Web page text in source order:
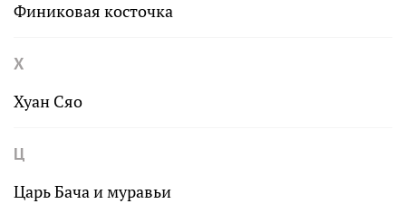
Финиковая косточка
Х
Хуан Сяо
Ц
Царь Бача и муравьи